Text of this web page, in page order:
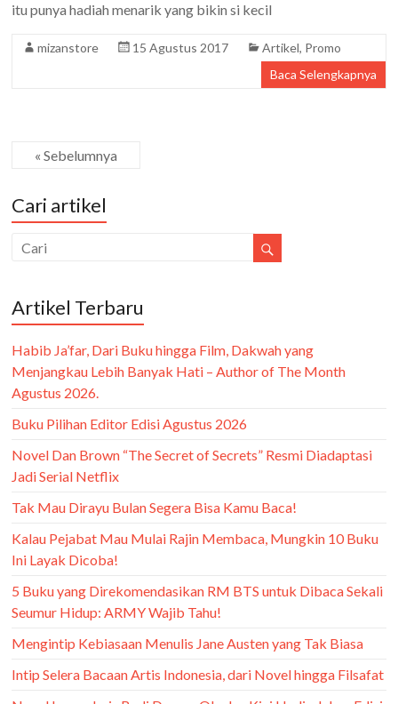
itu punya hadiah menarik yang bikin si kecil
mizanstore 15 Agustus 2017 Artikel, Promo
Baca Selengkapnya
« Sebelumnya
Cari artikel
Artikel Terbaru
Habib Ja’far, Dari Buku hingga Film, Dakwah yang
Menjangkau Lebih Banyak Hati – Author of The Month
Agustus 2026.
Buku Pilihan Editor Edisi Agustus 2026
Novel Dan Brown “The Secret of Secrets” Resmi Diadaptasi
Jadi Serial Netflix
Tak Mau Dirayu Bulan Segera Bisa Kamu Baca!
Kalau Pejabat Mau Mulai Rajin Membaca, Mungkin 10 Buku
Ini Layak Dicoba!
5 Buku yang Direkomendasikan RM BTS untuk Dibaca Sekali
Seumur Hidup: ARMY Wajib Tahu!
Mengintip Kebiasaan Menulis Jane Austen yang Tak Biasa
Intip Selera Bacaan Artis Indonesia, dari Novel hingga Filsafat